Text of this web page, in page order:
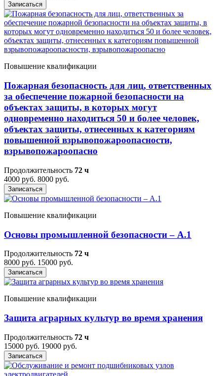
Записаться
Повышение квалификации
Пожарная безопасность для лиц, ответственных
за обеспечение пожарной безопасности на
объектах защиты, в которых могут
одновременно находиться 50 и более человек,
объектах защиты, отнесенных к категориям
повышенной взрывопожароопасности,
взрывопожароопасно
Продолжительность 72 ч
4000 руб. 8000 руб.
Записаться
Повышение квалификации
Основы промышленной безопасности – A.1
Продолжительность 72 ч
8000 руб. 15000 руб.
Записаться
Повышение квалификации
Защита аграрных культур во время хранения
Продолжительность 72 ч
15000 руб. 19000 руб.
Записаться